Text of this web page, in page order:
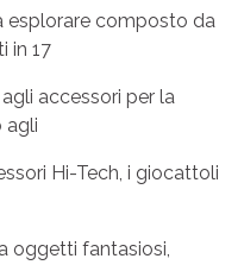
esplorare composto da
in 17
accessori per la
agli
Hi-Tech, i giocattoli
oggetti fantasiosi,